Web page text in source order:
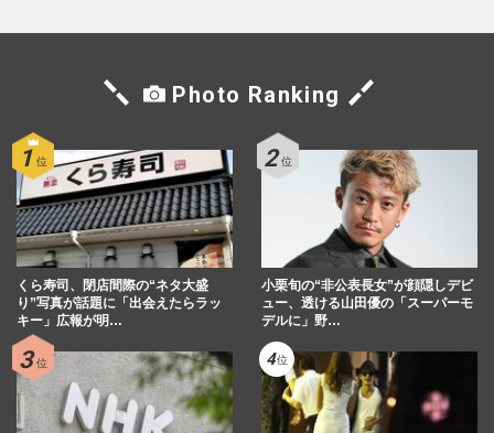
Photo Ranking
くら寿司、閉店間際の“ネタ大盛
り”写真が話題に「出会えたらラッ
キー」広報が明…
小栗旬の“非公表長女”が顔隠しデビ
ュー、透ける山田優の「スーパーモ
デルに」野…